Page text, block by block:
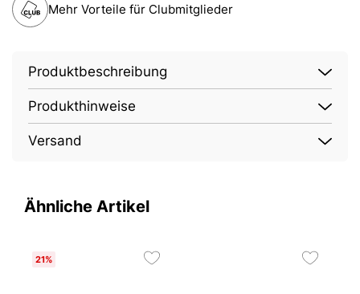
Mehr Vorteile für Clubmitglieder
Produktbeschreibung
Produkthinweise
Versand
Ähnliche Artikel
21%